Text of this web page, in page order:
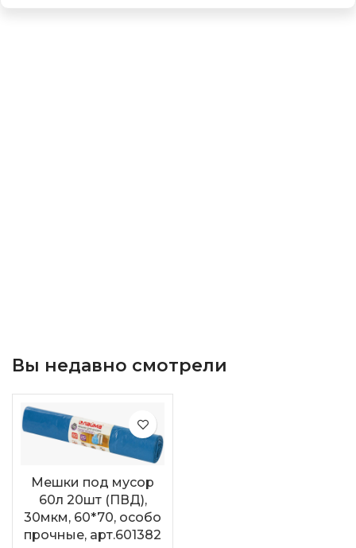
Вы недавно смотрели
Мешки под мусор
60л 20шт (ПВД),
30мкм, 60*70, особо
прочные, арт.601382